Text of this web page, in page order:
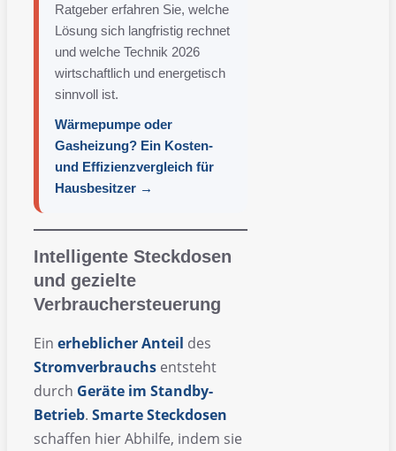
Ratgeber erfahren Sie, welche
Lösung sich langfristig rechnet
und welche Technik 2026
wirtschaftlich und energetisch
sinnvoll ist.
Wärmepumpe oder
Gasheizung? Ein Kosten-
und Effizienzvergleich für
Hausbesitzer →
Intelligente Steckdosen
und gezielte
Verbrauchersteuerung
Ein erheblicherAnteil des
Stromverbrauchs entsteht
durch Geräte im Standby-
Betrieb. Smarte Steckdosen
schaffen hier Abhilfe, indem sie